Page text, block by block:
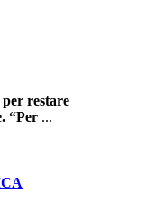
restare
“Per ...